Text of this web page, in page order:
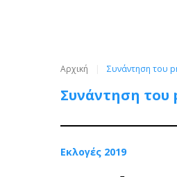
Αρχική Συνάντηση του
Συνάντηση
Εκλογές 2019